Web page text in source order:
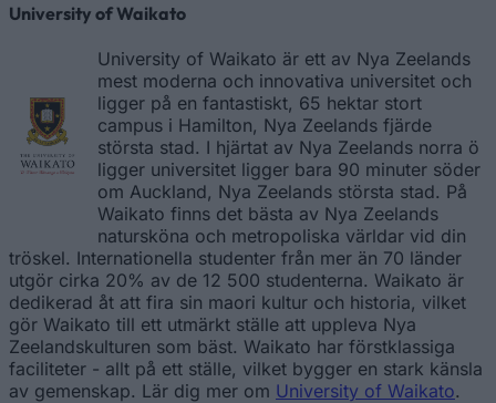
University of Waikato
University of Waikato är ett av Nya Zeelands
mest moderna och innovativa universitet och
ligger på en fantastiskt, 65 hektar stort
campus i Hamilton, Nya Zeelands fjärde
största stad. I hjärtat av Nya Zeelands norra ö
ligger universitet ligger bara 90 minuter söder
om Auckland, Nya Zeelands största stad. På
Waikato finns det bästa av Nya Zeelands
natursköna och metropoliska världar vid din
tröskel. Internationella studenter från mer än 70 länder
utgör cirka 20% av de 12 500 studenterna. Waikato är
dedikerad åt att fira sin maori kultur och historia, vilket
gör Waikato till ett utmärkt ställe att uppleva Nya
Zeelandskulturen som bäst. Waikato har förstklassiga
faciliteter - allt på ett ställe, vilket bygger en stark känsla
av gemenskap. Lär dig mer om University of Waikato.